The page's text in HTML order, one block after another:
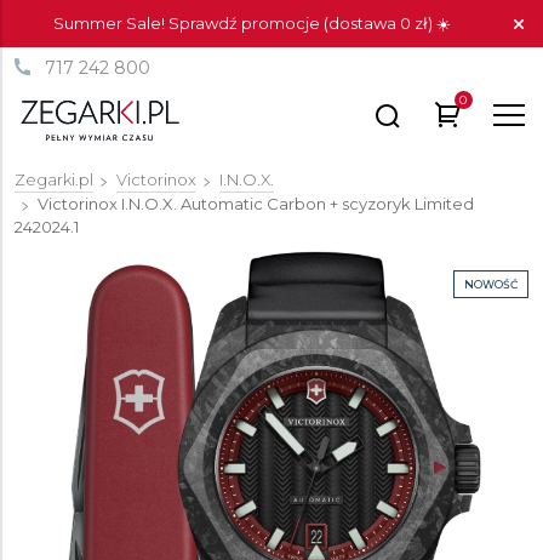
Summer Sale! Sprawdź promocje (dostawa 0 zł) ☀️
717 242 800
0
Zegarki.pl Victorinox
I.N.O.X.
Victorinox I.N.O.X. Automatic Carbon + scyzoryk Limited
242024.1
NOWOŚĆ